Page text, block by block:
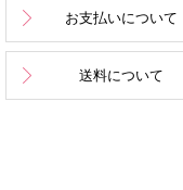
お支払いについて
送料について